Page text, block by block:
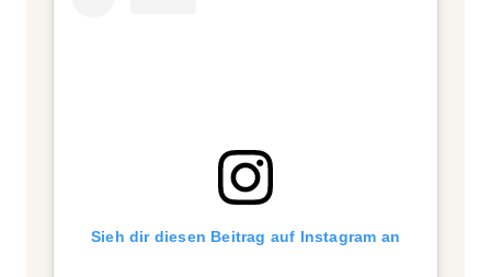
Sieh dir diesen Beitrag auf Instagram an